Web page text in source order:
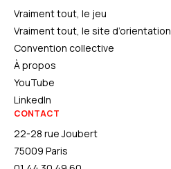
Vraiment tout, le jeu
Vraiment tout, le site d’orientation
Convention collective
À propos
YouTube
LinkedIn
CONTACT
22-28 rue Joubert
75009 Paris